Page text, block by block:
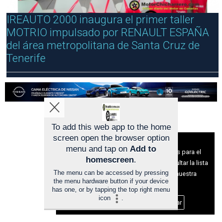
R
R
E
R
A
IREAUTO 2000 inaugura el primer taller
MOTRIO impulsado por RENAULT ESPAÑA
del área metropolitana de Santa Cruz de
Tenerife
Aviso sobre el Uso de cookies:
Utilizamos cookies nuestras y de terceros para el
funcionamiento del digital. Puedes consultar la lista
de cookies y como desconectarlas.Ver nuestra
Política de Privacidad y Cookies
Aceptar Cookies Personalizar
To add this web app to the home
screen open the browser option
menu and tap on Add to
homescreen.
The menu can be accessed by pressing
the menu hardware button if your device
has one, or by tapping the top right menu
icon
.